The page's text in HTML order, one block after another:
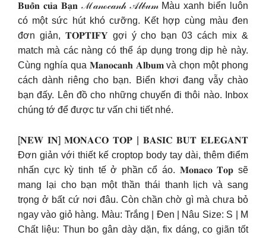
𝐁𝐮𝐨̂̀𝐧 𝐜𝐮̉𝐚 𝐁𝐚̣𝐧 ℳ𝒶𝓃ℴ𝒸𝒶𝓃𝒽 𝒜𝓁𝒷𝓊𝓂 Màu xanh biển luôn
có một sức hút khó cưỡng. Kết hợp cùng màu đen
đơn giản, 𝐓𝐎𝐏𝐓𝐈𝐅𝐘 gợi ý cho bạn 03 cách mix &
match mà các nàng có thể áp dụng trong dịp hè này.
Cùng nghía qua 𝐌𝐚𝐧𝐨𝐜𝐚𝐧𝐡 𝐀𝐥𝐛𝐮𝐦 và chọn một phong
cách dành riêng cho bạn. Biển khơi đang vẫy chào
bạn đấy. Lên đồ cho những chuyến đi thôi nào. Inbox
chúng tớ để được tư vấn chi tiết nhé.
[𝐍𝐄𝐖 𝐈𝐍] 𝐌𝐎𝐍𝐀𝐂𝐎 𝐓𝐎𝐏 | 𝐁𝐀𝐒𝐈𝐂 𝐁𝐔𝐓 𝐄𝐋𝐄𝐆𝐀𝐍𝐓
Đơn giản với thiết kế croptop body tay dài, thêm điểm
nhấn cực kỳ tinh tế ở phần cổ áo. 𝐌𝐨𝐧𝐚𝐜𝐨 𝐓𝐨𝐩 sẽ
mang lại cho bạn một thần thái thanh lịch và sang
trọng ở bất cứ nơi đâu. Còn chần chờ gì mà chưa bỏ
ngay vào giỏ hàng. Màu: Trắng | Đen | Nâu Size: S | M
Chất liệu: Thun bo gân dày dặn, fix dáng, co giãn tốt